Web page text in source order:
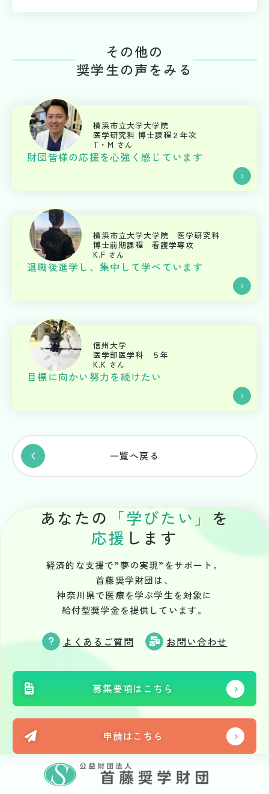
その他の
奨学生の声をみる
横浜市立大学大学院
医学研究科 博士課程２年次
T・M さん
財団皆様の応援を心強く感じています
横浜市立大学大学院 医学研究科
博士前期課程 看護学専攻
K.F さん
退職後進学し、集中して学べています
信州大学
医学部医学科 ５年
K.K さん
目標に向かい努力を続けたい
一覧へ戻る
あなたの 「学びた い 」 を
応援 します
経済的な支援で”夢の実現”をサポート。
首藤奨学財団は、
神奈川県で医療を学ぶ学生を対象に
給付型奨学金を提供しています。
よくあるご質問 お問い合わせ
募集要項はこちら
申請はこちら